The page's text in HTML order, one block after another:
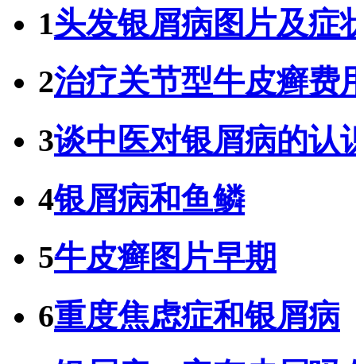
1头发银屑病图片及症
2治疗关节型牛皮癣费
3谈中医对银屑病的认
4银屑病和鱼鳞
5牛皮癣图片早期
6重度焦虑症和银屑病